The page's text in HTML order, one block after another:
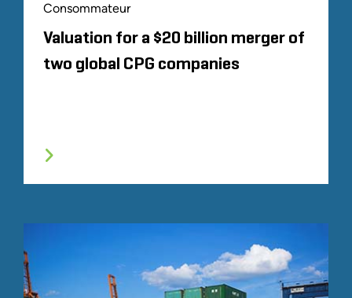
Consommateur
Valuation for a $20 billion merger of
two global CPG companies